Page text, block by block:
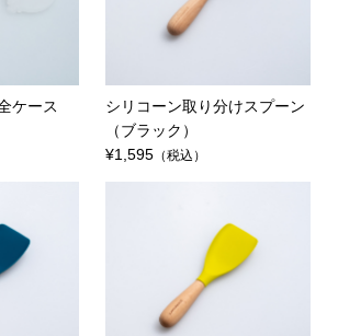
ケース
シリコーン取り分けスプーン
（ブラック）
¥1,595 （税込）